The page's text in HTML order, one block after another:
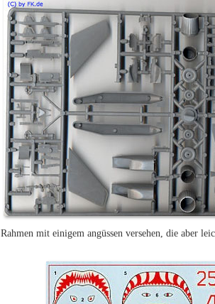
mit einigem angüssen versehen, die aber